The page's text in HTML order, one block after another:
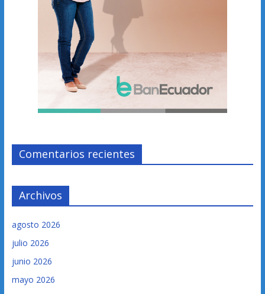
Comentarios recientes
Archivos
agosto 2026
julio 2026
junio 2026
mayo 2026